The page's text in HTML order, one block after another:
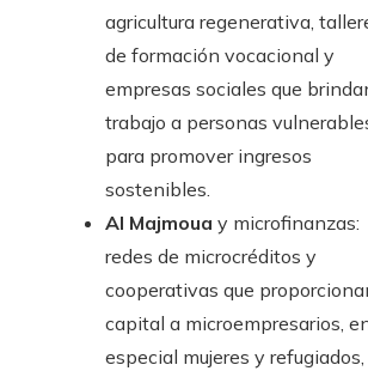
agricultura regenerativa,
de formación vocacional y
empresas sociales que
trabajo a personas
para promover ingresos
sostenibles.
Al Majmoua y microfinanzas:
redes de microcréditos y
cooperativas que
capital a microempresarios,
especial mujeres y refugiados,